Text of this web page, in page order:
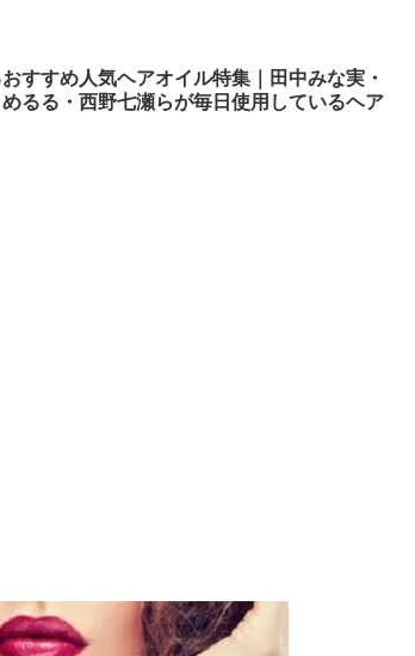
すすめ人気ヘアオイル特集｜田中みな実・
るる・西野七瀬らが毎日使用しているヘア